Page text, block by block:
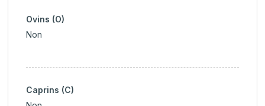
Ovins (O)
Non
Caprins (C)